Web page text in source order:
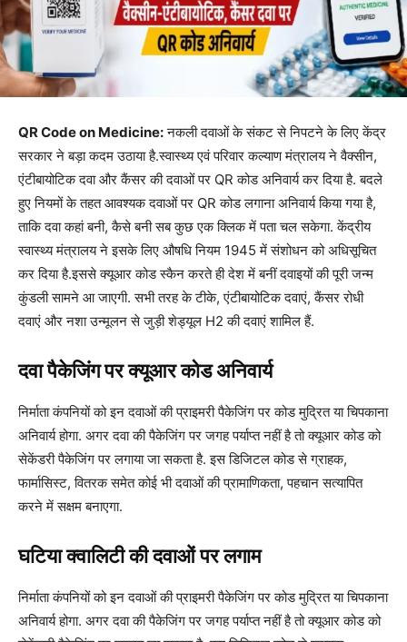
QR Code on Medicine:नकली दवाओं के संकट से निपटने के लिए केंद्र
सरकार ने बड़ा कदम उठाया है.स्वास्थ्य एवं परिवार कल्याण मंत्रालय ने वैक्सीन,
एंटीबायोटिक दवा और कैंसर की दवाओं पर QR कोड अनिवार्य कर दिया है. बदले
हुए नियमों के तहत आवश्यक दवाओं पर QR कोड लगाना अनिवार्य किया गया है,
ताकि दवा कहां बनी, कैसे बनी सब कुछ एक क्लिक में पता चल सकेगा. केंद्रीय
स्वास्थ्य मंत्रालय ने इसके लिए औषधि नियम 1945 में संशोधन को अधिसूचित
कर दिया है.इससे क्यूआर कोड स्कैन करते ही देश में बनीं दवाइयों की पूरी जन्म
कुंडली सामने आ जाएगी. सभी तरह के टीके, एंटीबायोटिक दवाएं, कैंसर रोधी
दवाएं और नशा उन्मूलन से जुड़ी शेड्यूल H2 की दवाएं शामिल हैं.
दवा पैकेजिंग पर क्यूआर कोड अनिवार्य
निर्माता कंपनियों को इन दवाओं की प्राइमरी पैकेजिंग पर कोड मुद्रित या चिपकाना
अनिवार्य होगा. अगर दवा की पैकेजिंग पर जगह पर्याप्त नहीं है तो क्यूआर कोड को
सेकेंडरी पैकेजिंग पर लगाया जा सकता है. इस डिजिटल कोड से ग्राहक,
फार्मासिस्ट, वितरक समेत कोई भी दवाओं की प्रामाणिकता, पहचान सत्यापित
करने में सक्षम बनाएगा.
घटिया क्वालिटी की दवाओं पर लगाम
निर्माता कंपनियों को इन दवाओं की प्राइमरी पैकेजिंग पर कोड मुद्रित या चिपकाना
अनिवार्य होगा. अगर दवा की पैकेजिंग पर जगह पर्याप्त नहीं है तो क्यूआर कोड को